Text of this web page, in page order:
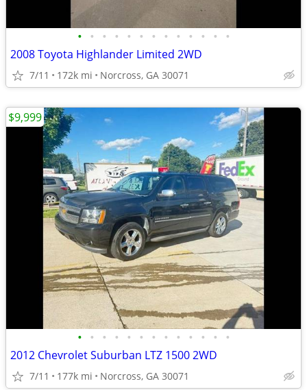
• • • • • • • • • • • • •
2008 Toyota Highlander Limited 2WD
7/11 172k mi Norcross, GA 30071
• • • • • • • • • • • • •
2012 Chevrolet Suburban LTZ 1500 2WD
7/11 177k mi Norcross, GA 30071
$9,999